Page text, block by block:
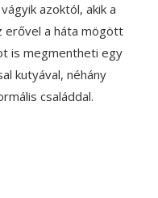
azoktól, akik a
erővel a háta mögött
is megmentheti egy
kutyával, néhány
családdal.